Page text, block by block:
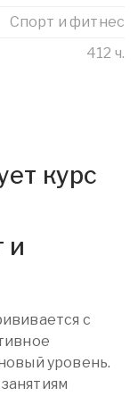
Спорт и фитнес
412 ч.
курс
и
с
уровень.